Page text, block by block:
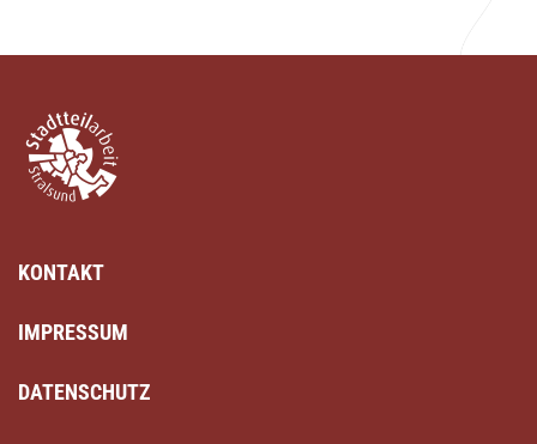
KONTAKT
IMPRESSUM
DATENSCHUTZ